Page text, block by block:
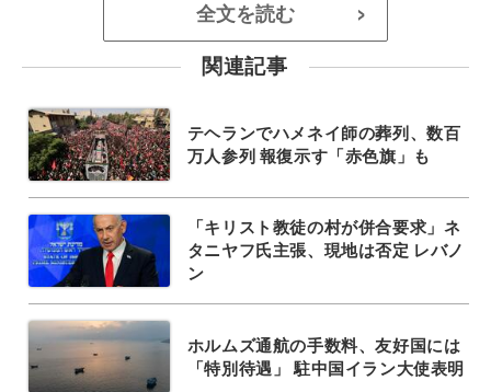
全文を読む >
関連記事
テヘランでハメネイ師の葬列、数百
万人参列 報復示す「赤色旗」も
「キリスト教徒の村が併合要求」ネ
タニヤフ氏主張、現地は否定 レバノ
ン
ホルムズ通航の手数料、友好国には
「特別待遇」 駐中国イラン大使表明